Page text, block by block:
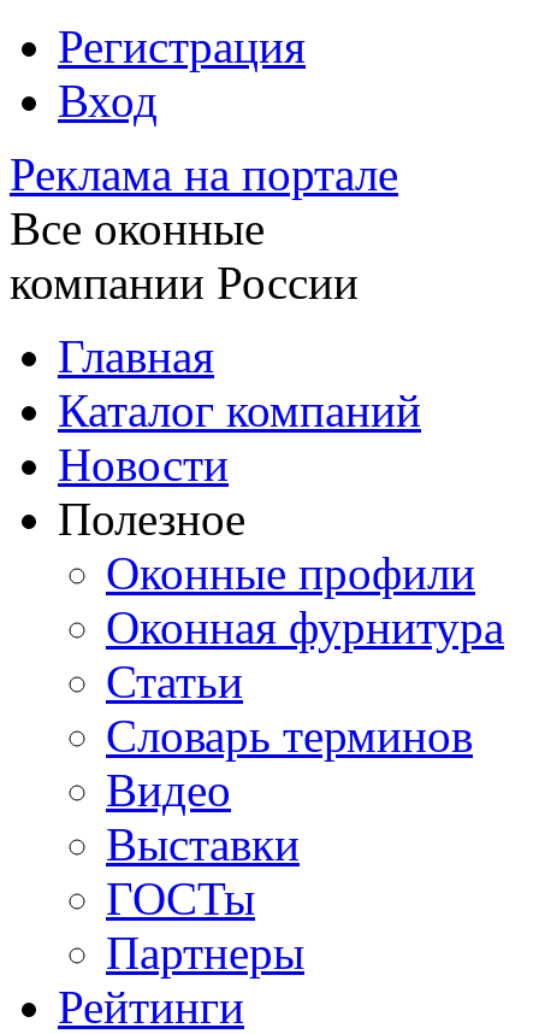
Регистрация
Вход
Реклама на портале
Все оконные
компании России
Главная
Каталог компаний
Новости
Полезное
Оконные профили
Оконная фурнитура
Статьи
Словарь терминов
Видео
Выставки
ГОСТы
Партнеры
Рейтинги